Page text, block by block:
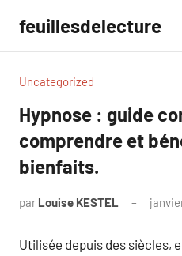
contenu
feuillesdelecture
Uncategorized
Hypnose : guide
comprendre et
bienfaits.
par Louise KESTEL
Utilisée depuis des siècles,